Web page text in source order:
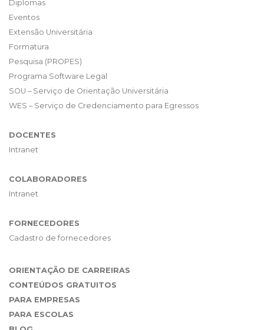
Diplomas
Eventos
Extensão Universitária
Formatura
Pesquisa (PROPES)
Programa Software Legal
SOU – Serviço de Orientação Universitária
WES – Serviço de Credenciamento para Egressos
DOCENTES
Intranet
COLABORADORES
Intranet
FORNECEDORES
Cadastro de fornecedores
ORIENTAÇÃO DE CARREIRAS
CONTEÚDOS GRATUITOS
PARA EMPRESAS
PARA ESCOLAS